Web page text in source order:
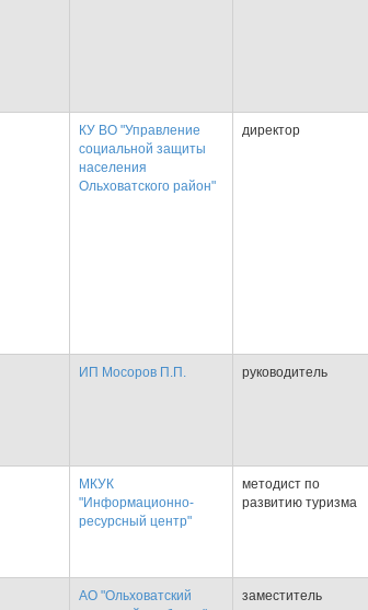
КУ ВО "Управление
социальной защиты
населения
Ольховатского район"
директор
ИП Мосоров П.П. руководитель
МКУК
"Информационно-
ресурсный центр"
методист по
развитию туризма
АО "Ольховатский
заместитель